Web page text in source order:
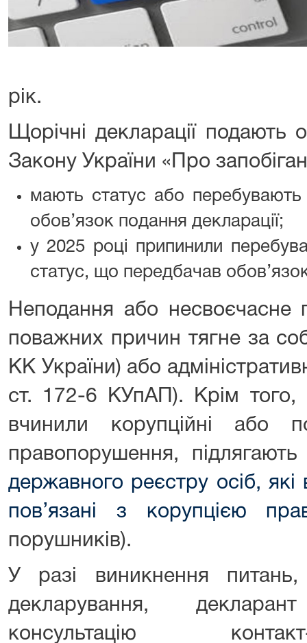
рік.
Щорічні декларації подають
Закону України «Про
мають статус або
обов’язок подання декларації;
у 2025 році припинили
статус, що передбачав
Неподання або несвоєчасне
поважних причин тягне за
КК України) або
ст. 172-6 КУпАП). Крім того,
вчинили корупційні або
правопорушення,
державного реєстру осіб, які
пов’язані з корупцією
порушників).
У разі виникнення
декларування,
консультацію